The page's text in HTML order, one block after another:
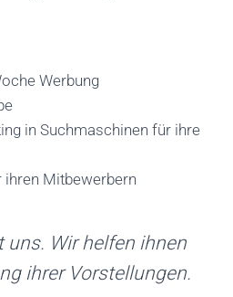
Werbung
in Suchmaschinen für ihre
ihren Mitbewerbern
uns. Wir helfen ihnen
ihrer Vorstellungen.